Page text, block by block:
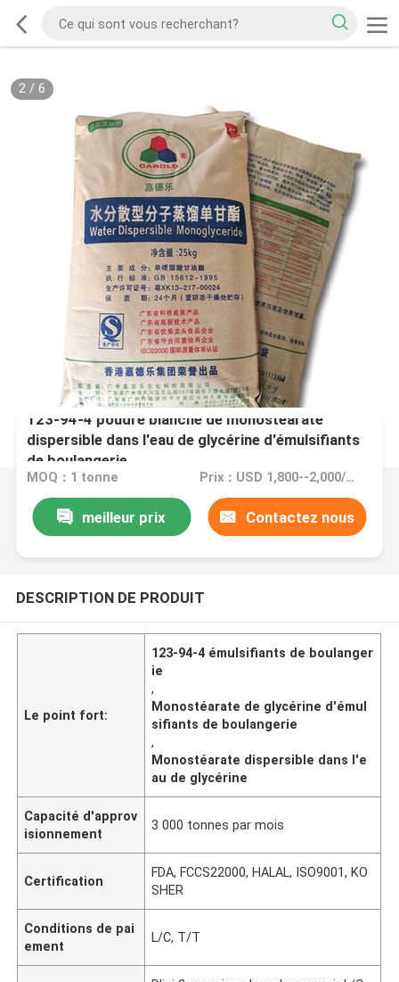
2/ 6
123-94-4 poudre blanche de monostéarate
dispersible dans l'eau de glycérine d'émulsifiants
de boulangerie
MOQ：1 tonne Prix：USD 1,800--2,000/ton FOB Port Guangzhou, China
meilleur prix Contactez nous
DESCRIPTION DE PRODUIT
Le point fort:
123-94-4 émulsifiants de boulanger
ie
,
Monostéarate de glycérine d'émul
sifiants de boulangerie
,
Monostéarate dispersible dans l'e
au de glycérine
Capacité d'approv
isionnement
3 000 tonnes par mois
Certification
FDA, FCCS22000, HALAL, ISO9001, KO
SHER
Conditions de pai
ement
L/C, T/T